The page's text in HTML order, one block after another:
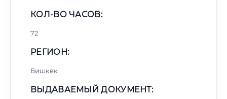
КОЛ-ВО ЧАСОВ:
72
РЕГИОН:
Бишкек
ВЫДАВАЕМЫЙ ДОКУМЕНТ: